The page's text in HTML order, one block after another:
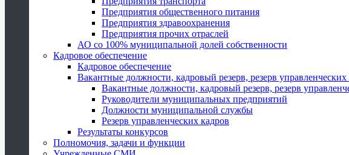
Предприятия общественного питания
Предприятия здравоохранения
Предприятия прочих отраслей
АО со 100% муниципальной долей собственности
Кадровое обеспечение
Кадровое обеспечение
Вакантные должности, кадровый резерв, резерв управленческих
Вакантные должности, кадровый резерв, резерв
Руководители муниципальных предприятий
Должности муниципальной службы
Резерв управленческих кадров
Результаты конкурсов
Полномочия, задачи и функции